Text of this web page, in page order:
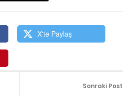
X'te Paylaş
Sonraki Post